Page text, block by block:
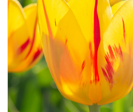
Angebote
Bodenverbesserung
SONSTIGE PRODUKTE
Beratung